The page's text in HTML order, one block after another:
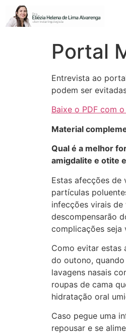
Portal
Entrevista ao
podem ser
Baixe o PDF com
Material
Qual é a melhor
amigdalite e otite
Estas afecções de
partículas
infecções virais
descompensarão
complicações seja
Como evitar estas
do outono,
lavagens nasais
roupas de cama
hidratação oral
Caso pegue uma
repousar e se